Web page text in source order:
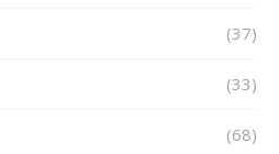
(37)
(33)
(68)